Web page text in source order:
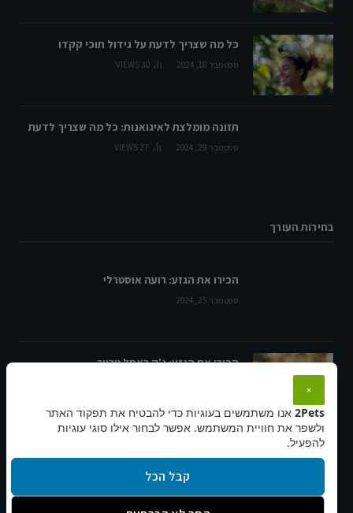
כל מה שצריך לדעת על גידול תוכי קקדו
ספטמבר 18, 2024 30
VIEWS
תזונה מומלצת לאיגואנות: כל מה שצריך לדעת
ספטמבר 29, 2024 27
VIEWS
בחירות העורך
הכירו את הגזע: רועה אוסטרלי
ספטמבר 25, 2024
הכירו את הגזע: ג'ק ראסל טרייר
×
2Pets אנו משתמשים בעוגיות כדי להבטיח את תפקוד האתר
ולשפר את חוויית המשתמש. אפשר לבחור אילו סוגי עוגיות
להפעיל.
קבל הכל